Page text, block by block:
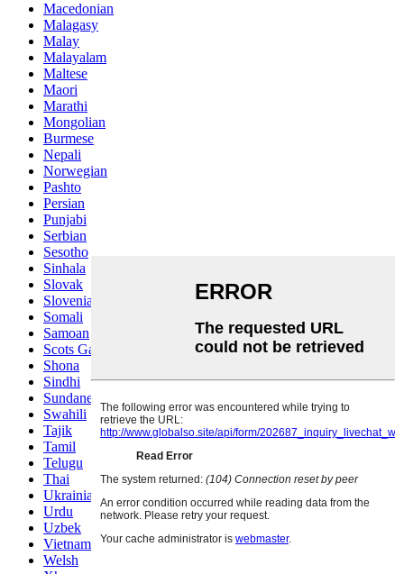
Macedonian
Malagasy
Malay
Malayalam
Maltese
Maori
Marathi
Mongolian
Burmese
Nepali
Norwegian
Pashto
Persian
Punjabi
Serbian
Sesotho
Sinhala
Slovak
Slovenian
Somali
Samoan
Scots Gaelic
Shona
Sindhi
Sundanese
Swahili
Tajik
Tamil
Telugu
Thai
Ukrainian
Urdu
Uzbek
Vietnamese
Welsh